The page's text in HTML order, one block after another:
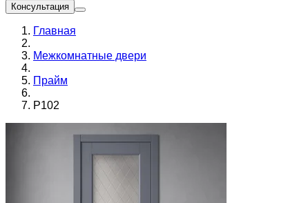
Консультация
Главная
Межкомнатные двери
Прайм
Р102